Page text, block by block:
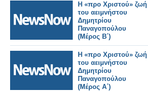
Η «προ Χριστού» ζωή
του αειμνήστου
Δημητρίου
Παναγοπούλου
(Μέρος Β΄)
Η «προ Χριστού» ζωή
του αειμνήστου
Δημητρίου
Παναγοπούλου
(Μέρος Α΄)